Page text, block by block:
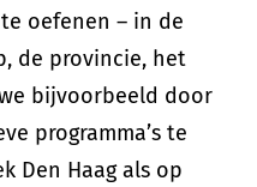
oefenen – in de
de provincie, het
bijvoorbeeld door
programma’s te
Den Haag als op